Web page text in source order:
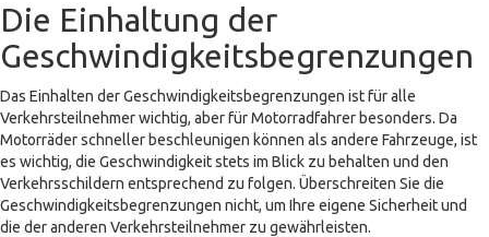
Die Einhaltung der
Geschwindigkeitsbegrenzungen
Das Einhalten der Geschwindigkeitsbegrenzungen ist für alle
Verkehrsteilnehmer wichtig, aber für Motorradfahrer besonders. Da
Motorräder schneller beschleunigen können als andere Fahrzeuge, ist
es wichtig, die Geschwindigkeit stets im Blick zu behalten und den
Verkehrsschildern entsprechend zu folgen. Überschreiten Sie die
Geschwindigkeitsbegrenzungen nicht, um Ihre eigene Sicherheit und
die der anderen Verkehrsteilnehmer zu gewährleisten.